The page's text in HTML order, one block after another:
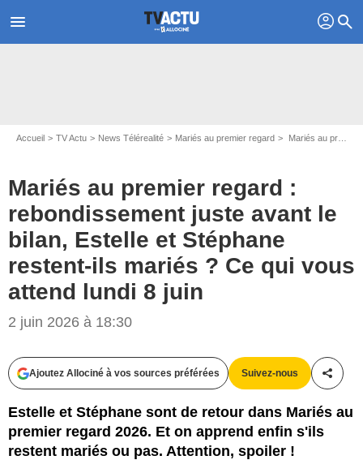
menu profil search
Accueil TV Actu News Télérealité Mariés au premier regard Mariés au premier regard : rebondissement juste avant le bilan, Estelle et Stéphane restent-ils mariés ? Ce qui vous attend lundi 8 juin
Mariés au premier regard :
rebondissement juste avant le
bilan, Estelle et Stéphane
restent-ils mariés ? Ce qui vous
attend lundi 8 juin
2 juin 2026 à 18:30
Ajoutez Allociné à vos sources préférées Suivez-nous
Estelle et Stéphane sont de retour dans Mariés au
premier regard 2026. Et on apprend enfin s'ils
restent mariés ou pas. Attention, spoiler !